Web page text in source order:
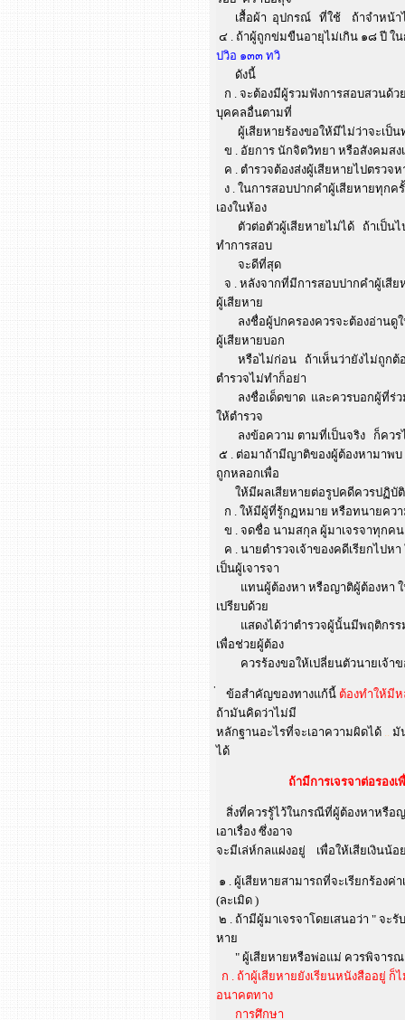
เสื้อผ้า อุปกรณ์ ที่ใช้ ถ้าจำหน้าได้
๔ . ถ้าผู้ถูกข่มขืนอายุไม่เกิน ๑๘ ปี ใ
ปวิอ ๑๓๓ ทวิ
ดังนี้
ก . จะต้องมีผู้รวมฟังการสอบสวนด้
บุคคลอื่นตามที่
ผู้เสียหายร้องขอให้มีไม่ว่าจะเป็
ข . อัยการ นักจิตวิทยา หรือสังคมสง
ค . ตำรวจต้องส่งผู้เสียหายไปตรวจ
ง . ในการสอบปากคำผู้เสียหายทุก
เองในห้อง
ตัวต่อตัวผู้เสียหายไม่ได้ ถ้าเป็นไ
ทำการสอบ
จะดีที่สุด
จ . หลังจากที่มีการสอบปากคำผู้เสีย
ผู้เสียหาย
ลงชื่อผู้ปกครองควรจะต้องอ่านดูใ
ผู้เสียหายบอก
หรือไม่ก่อน ถ้าเห็นว่ายังไม่ถูกต้อ
ตำรวจไม่ทำก็อย่า
ลงชื่อเด็ดขาด และควรบอกผู้ที่ร่ว
ให้ตำรวจ
ลงข้อความ ตามที่เป็นจริง ก็ควร
๕ . ต่อมาถ้ามีญาติของผู้ต้องหามาพบ
ถูกหลอกเพื่อ
ให้มีผลเสียหายต่อรูปคดีควรปฏิบั
ก . ให้มีผู้ที่รู้กฏหมาย หรือทนายคว
ข . จดชื่อ นามสกุล ผู้มาเจรจาทุกค
ค . นายตำรวจเจ้าของคดีเรียกไป
เป็นผู้เจารจา
แทนผู้ต้องหา หรือญาติผู้ต้องหา ใ
เปรียบด้วย
แสดงได้ว่าตำรวจผู้นั้นมีพฤติกรรม
เพื่อช่วยผู้ต้อง
ควรร้องขอให้เปลี่ยนตัวนายเจ้าข
ข้อสำคัญของทางแก้นี้ ต้องทำให้มี
ถ้ามันคิดว่าไม่มี
หลักฐานอะไรที่จะเอาความผิดได้ .. มั
ได้
ถ้ามีการเจรจาต่อรอง
สิ่งที่ควรรู้ไว้ในกรณีที่ผู้ต้องหาหรือ
เอาเรื่อง ซึ่งอาจ
จะมีเล่ห์กลแฝงอยู่ เพื่อให้เสียเงินน้
๑ . ผู้เสียหายสามารถที่จะเรียกร้อง
(ละเมิด )
๒ . ถ้ามีผู้มาเจรจาโดยเสนอว่า " จะ
หาย
" ผู้เสียหายหรือพ่อแม่ ควรพิจารณ
ก . ถ้าผู้เสียหายยังเรียนหนังสืออยู่ ก็
อนาคตทาง
การศึกษา